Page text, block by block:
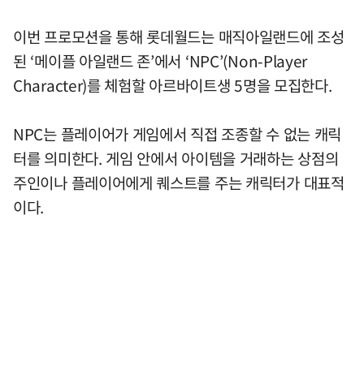
이번 프로모션을 통해 롯데월드는 매직아일랜드에 조성
된 ‘메이플 아일랜드 존’에서 ‘NPC’(Non-Player
Character)를 체험할 아르바이트생 5명을 모집한다.
NPC는 플레이어가 게임에서 직접 조종할 수 없는 캐릭
터를 의미한다. 게임 안에서 아이템을 거래하는 상점의
주인이나 플레이어에게 퀘스트를 주는 캐릭터가 대표적
이다.